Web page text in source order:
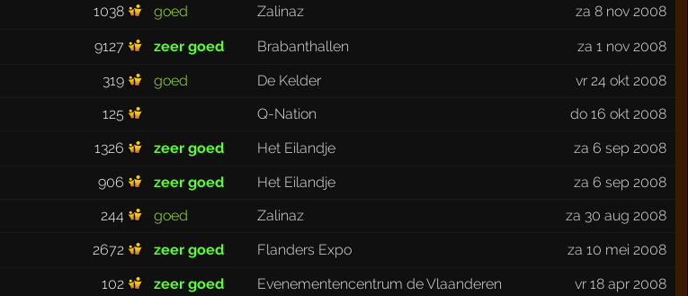
1038 goed Zalinaz
za 8 nov 2008
9127 zeer goed Brabanthallen
za 1 nov 2008
319 goed De Kelder
vr 24 okt 2008
125 Q-Nation
do 16 okt 2008
1326 zeer goed Het Eilandje
za 6 sep 2008
906 zeer goed Het Eilandje
za 6 sep 2008
244 goed Zalinaz
za 30 aug 2008
2672 zeer goed Flanders Expo
za 10 mei 2008
102 zeer goed Evenementencentrum de Vlaanderen
vr 18 apr 2008